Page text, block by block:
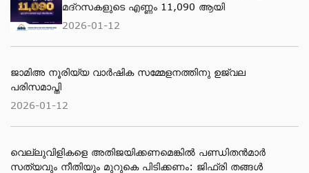
മദ്റസകളുടെ എണ്ണം 11,090 ആയി
2026-01-12
ജാമിഅ നൂരിയ്യ വാര്‍ഷിക സമ്മേളനത്തിനു ഉജ്വല
പരിസമാപ്തി
2026-01-12
വെല്ലുവിളികളെ അതിജയിക്കണമെങ്കിൽ പണ്ഡിതൻമാർ
സത്യവും നീതിയും മുറുകെ പിടിക്കണം: ജിഫ്‌രി തങ്ങൾ